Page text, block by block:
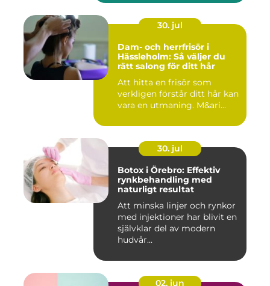
30. jul
Dam- och herrfrisör i
Hässleholm: Så väljer du
rätt salong för ditt hår
Att hitta en frisör som
verkligen förstår ditt hår kan
vara en utmaning. M&ari...
30. jul
Botox i Örebro: Effektiv
rynkbehandling med
naturligt resultat
Att minska linjer och rynkor
med injektioner har blivit en
självklar del av modern
hudvår...
02. jun